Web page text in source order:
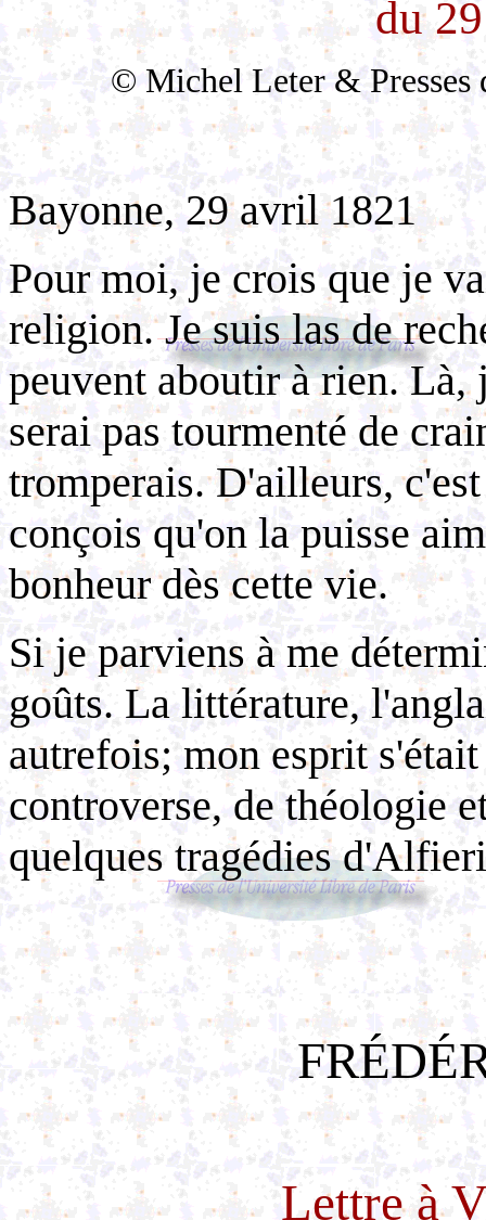
du
© Michel Leter & Presses
Bayonne, 29 avril 1821
Pour moi, je crois que je
religion. Je suis las de
peuvent aboutir à rien. Là,
serai pas tourmenté de
tromperais. D'ailleurs,
conçois qu'on la puisse
bonheur dès cette vie.
Si je parviens à me
goûts. La littérature,
autrefois; mon esprit
controverse, de théologie
quelques tragédies d'Alfieri
Lettre à